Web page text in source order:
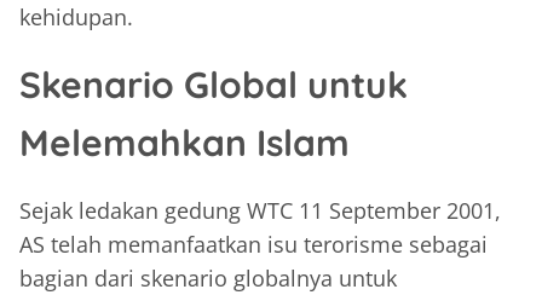
kehidupan.
Skenario Global untuk
Melemahkan Islam
Sejak ledakan gedung WTC 11 September 2001,
AS telah memanfaatkan isu terorisme sebagai
bagian dari skenario globalnya untuk